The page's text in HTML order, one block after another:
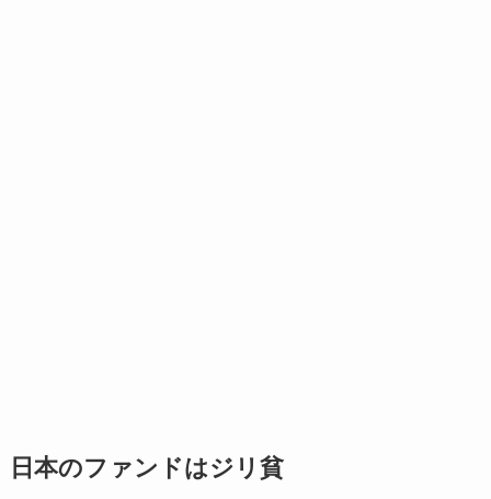
日本のファンドはジリ貧